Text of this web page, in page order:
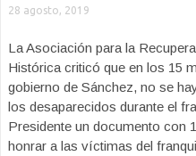
28 agosto, 2019
La Asociación para la
Histórica criticó que en los 15
gobierno de Sánchez, no se
los desaparecidos durante el
Presidente un documento con
honrar a las víctimas del